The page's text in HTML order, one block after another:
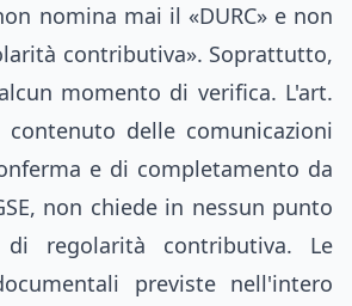
nomina mai il «DURC» e non
contributiva». Soprattutto,
momento di verifica. L'art.
delle comunicazioni
e di completamento da
non chiede in nessun punto
di regolarità contributiva. Le
previste nell'intero